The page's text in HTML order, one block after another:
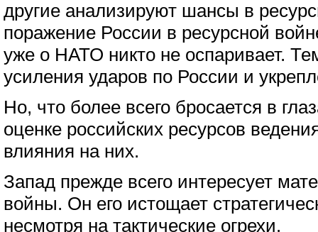
другие анализируют шансы в
поражение России в ресурсной
уже о НАТО никто не оспаривает.
усиления ударов по России и
Но, что более всего бросается в
оценке российских ресурсов
влияния на них.
Запад прежде всего интересует
войны. Он его истощает
несмотря на тактические огрехи.